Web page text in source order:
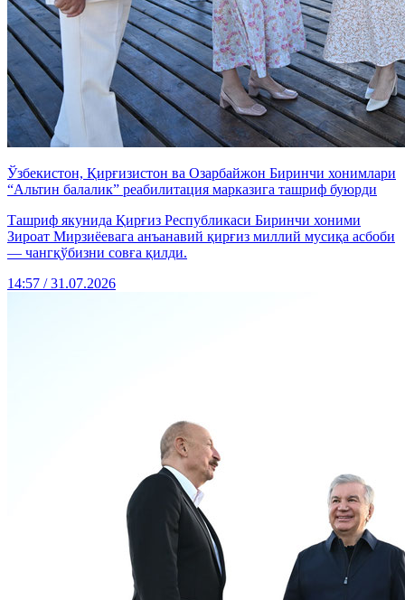
Ўзбекистон, Қирғизистон ва Озарбайжон Биринчи хонимлари
“Альтин балалик” реабилитация марказига ташриф буюрди
Ташриф якунида Қирғиз Республикаси Биринчи хоними
Зироат Мирзиёевага анъанавий қирғиз миллий мусиқа асбоби
— чангқўбизни совға қилди.
14:57 / 31.07.2026